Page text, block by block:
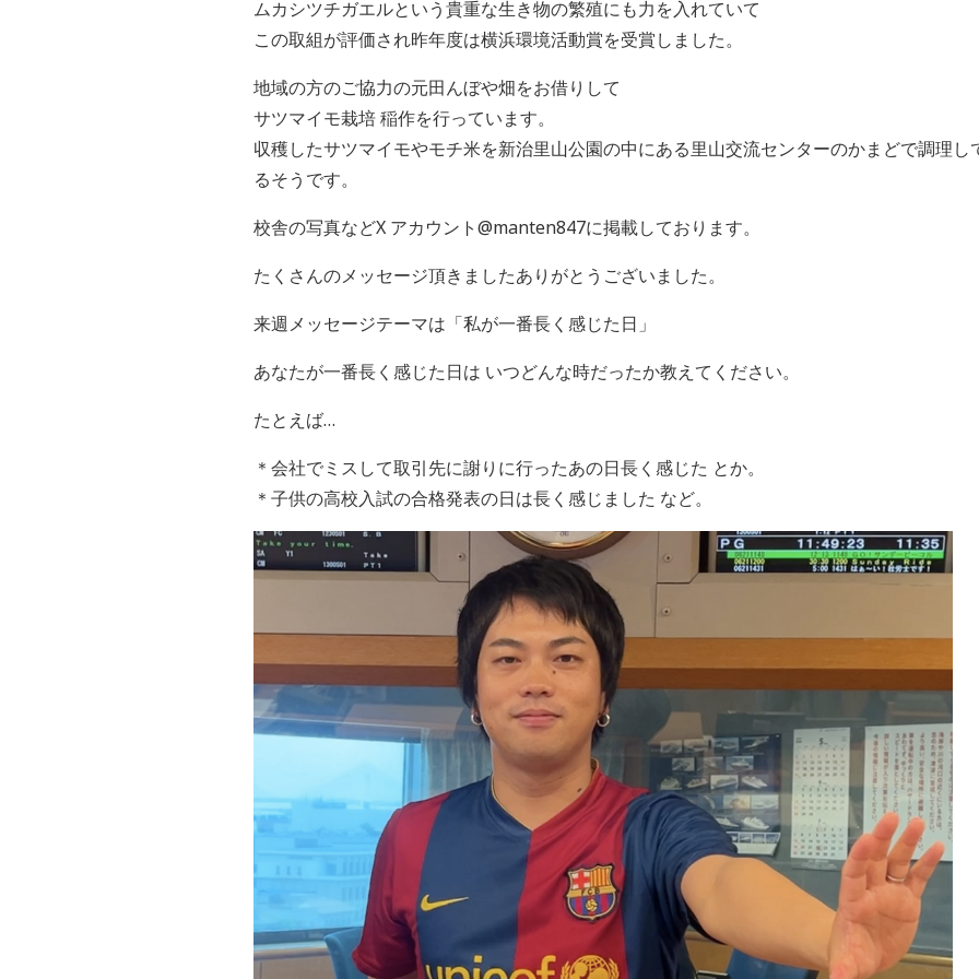
ムカシツチガエルという貴重な生き物の繁殖にも力を入れていて
この取組が評価され昨年度は横浜環境活動賞を受賞しました。
地域の方のご協力の元田んぼや畑をお借りして
サツマイモ栽培 稲作を行っています。
収穫したサツマイモやモチ米を新治里山公園の中にある里山交流センターのかまどで調理
るそうです。
校舎の写真などX アカウント@manten847に掲載しております。
たくさんのメッセージ頂きましたありがとうございました。
来週メッセージテーマは「私が一番長く感じた日」
あなたが一番長く感じた日は いつどんな時だったか教えてください。
たとえば…
＊会社でミスして取引先に謝りに行ったあの日長く感じた とか。
＊子供の高校入試の合格発表の日は長く感じました など。